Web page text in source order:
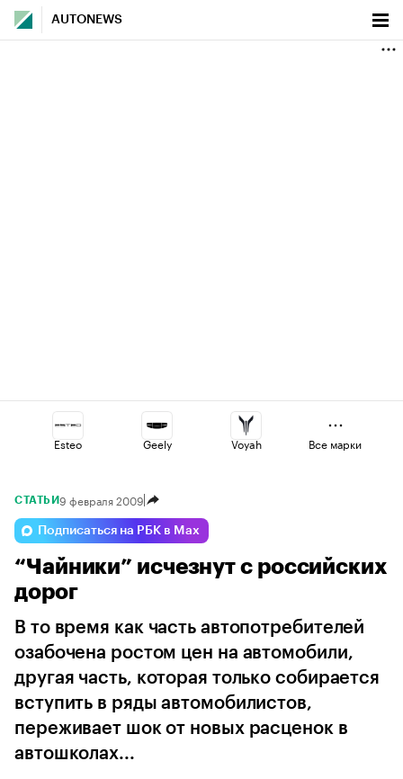
AUTONEWS
Esteo Geely Voyah
Omoda Jaecoo
Changan Lada Haval
Все марки
СТАТЬИ9 февраля 2009
Подписаться на РБК в Max
“Чайники” исчезнут с российских
дорог
В то время как часть автопотребителей
озабочена ростом цен на автомобили,
другая часть, которая только собирается
вступить в ряды автомобилистов,
переживает шок от новых расценок в
автошколах...